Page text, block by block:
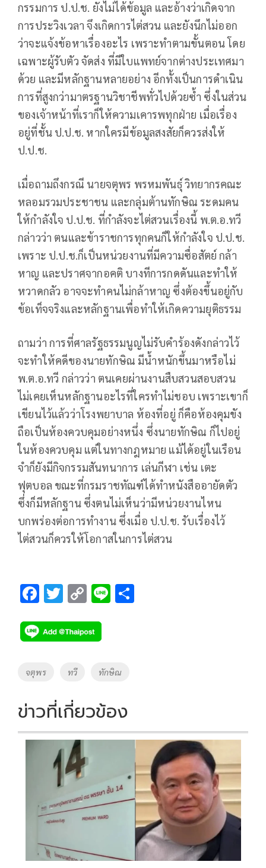
กรรมการ ป.ป.ช. ยังไม่ได้ข้อมูล และอ้างว่าเกิดจาก
การประวิงเวลา จึงเกิดการไต่สวน และยังนึกไม่ออก
ว่าจะแจ้งข้อหาเรื่องอะไร เพราะทำตามขั้นตอน โดย
เฉพาะผู้รับตัว จัดส่ง ที่มีใบแพทย์จากต่างประเทศมา
ด้วย และมีหลักฐานหลายอย่าง อีกทั้งเป็นการดำเนิน
การที่สูงกว่ามาตรฐานวิชาชีพทั่วไปด้วยซ้ำ ซึ่งในส่วน
ของเจ้าหน้าที่เราก็ให้ความเคารพทุกฝ่าย เมื่อเรื่อง
อยู่ที่ชั้น ป.ป.ช. หากใครมีข้อมูลสงสัยก็ควรส่งให้
ป.ป.ช.
เมื่อถามถึงกรณี นายจตุพร พรหมพันธุ์ วิทยากรคณะ
หลอมรวมประชาชน และกลุ่มต้านทักษิณ ระดมคน
ให้กำลังใจ ป.ป.ช. ที่กำลังจะไต่สวนเรื่องนี้ พ.ต.อ.ทวี
กล่าวว่า ตนและข้าราชการทุกคนก็ให้กำลังใจ ป.ป.ช.
เพราะ ป.ป.ช.ก็เป็นหน่วยงานที่มีความซื่อสัตย์ กล้า
หาญ และปราศจากอคติ บางทีการกดดันและทำให้
หวาดกลัว อาจจะทำคนไม่กล้าหาญ ซึ่งต้องขึ้นอยู่กับ
ข้อเท็จจริงและหลักฐานเพื่อทำให้เกิดความยุติธรรม
ถามว่า การที่ศาลรัฐธรรมนูญไม่รับคำร้องดังกล่าวไว้
จะทำให้คดีของนายทักษิณ มีน้ำหนักขึ้นมาหรือไม่
พ.ต.อ.ทวี กล่าวว่า ตนเคยผ่านงานสืบสวนสอบสวน
ไม่เคยเห็นหลักฐานอะไรที่ใครทำไม่ชอบ เพราะเขาก็
เขียนไว้แล้วว่าโรงพยาบาล ห้องที่อยู่ ก็คือห้องคุมขัง
ถือเป็นห้องควบคุมอย่างหนึ่ง ซึ่งนายทักษิณ ก็ไปอยู่
ในห้องควบคุม แต่ในทางกฎหมาย แม้ได้อยู่ในเรือน
จำก็ยังมีกิจกรรมสันทนาการ เล่นกีฬา เช่น เตะ
ฟุตบอล ขณะที่กรมราชทัณฑ์ได้ทำหนังสืออายัดตัว
ซึ่งก็มีหลักฐาน ซึ่งตนไม่เห็นว่ามีหน่วยงานไหน
บกพร่องต่อการทำงาน ซึ่งเมื่อ ป.ป.ช. รับเรื่องไว้
ไต่สวนก็ควรให้โอกาสในการไต่สวน
F
e
b
o
k
T
tt
er
C
p
y
Li
k
Li
Tags
จตุพร ทวี ทักษิณ
ข่าวที่เกี่ยวข้อง